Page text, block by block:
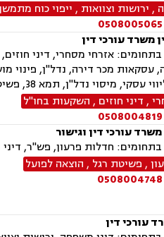
, ירושות וצוואות , ייפוי כוח
0508005065
משרד עורכי דין
אזרחי מסחרי, דיני חוזים,
עסקאות מכר דירה, נדל"ן, פינוי
נדל"ן, תמא 38, פשיטת רגל, תביעות ייצוגיות
, דיני חוזים , השקעות בחו"ל
0508004819
משרד עורכי דין וגישור
חדלות פרעון, פש"ר, דיני מקרקעין, בנקאות,
, פשיטת רגל , הוצאה לפועל
0508004748
עורכי דין